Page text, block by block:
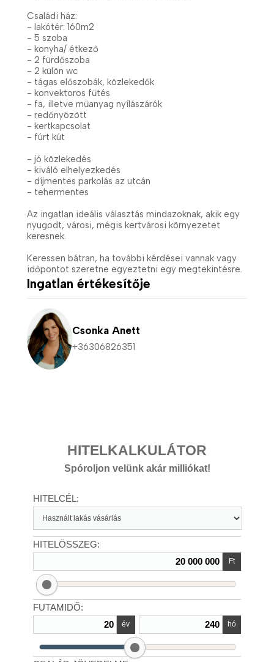
Családi ház:
- lakótér: 160m2
- 5 szoba
- konyha/ étkező
- 2 fürdőszoba
- 2 külön wc
- tágas előszobák, közlekedők
- konvektoros fűtés
- fa, illetve műanyag nyílászárók
- redőnyözött
- kertkapcsolat
- fúrt kút
- jó közlekedés
- kiváló elhelyezkedés
- díjmentes parkolás az utcán
- tehermentes
Az ingatlan ideális választás mindazoknak, akik egy
nyugodt, városi, mégis kertvárosi környezetet
keresnek.
Keressen bátran, ha további kérdései vannak vagy
időpontot szeretne egyeztetni egy megtekintésre.
Ingatlan értékesítője
Csonka Anett
+36306826351